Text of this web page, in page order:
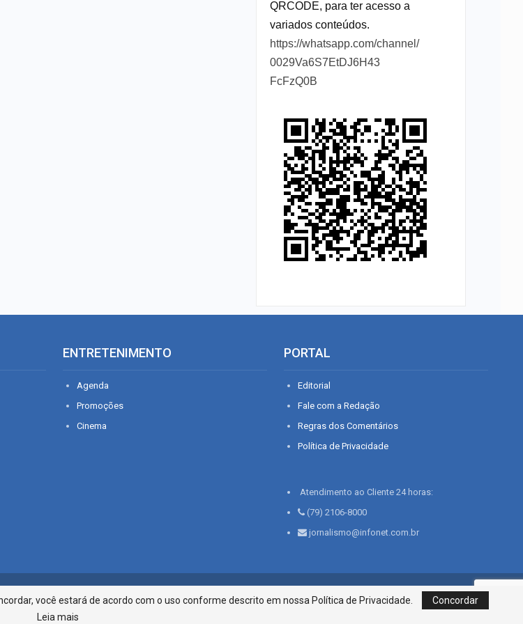
QRCODE, para ter acesso a
variados conteúdos.
https://whatsapp.com/channel/
0029Va6S7EtDJ6H43
FcFzQ0B
ENTRETENIMENTO
Agenda
Promoções
Cinema
PORTAL
Editorial
Fale com a Redação
Regras dos Comentários
Política de Privacidade
Atendimento ao Cliente 24 horas:
(79) 2106-8000
jornalismo@infonet.com.br
Infonet - Rua Monsenhor Silveira 276, Bairro São José | Aracaju-SE, CEP 49015-030, Fone: 79.2106.8000 - CI
Centro de Informações LTDA
você estará de acordo com o uso conforme descrito em nossa Política de Privacidade.
Concordar
Leia mais